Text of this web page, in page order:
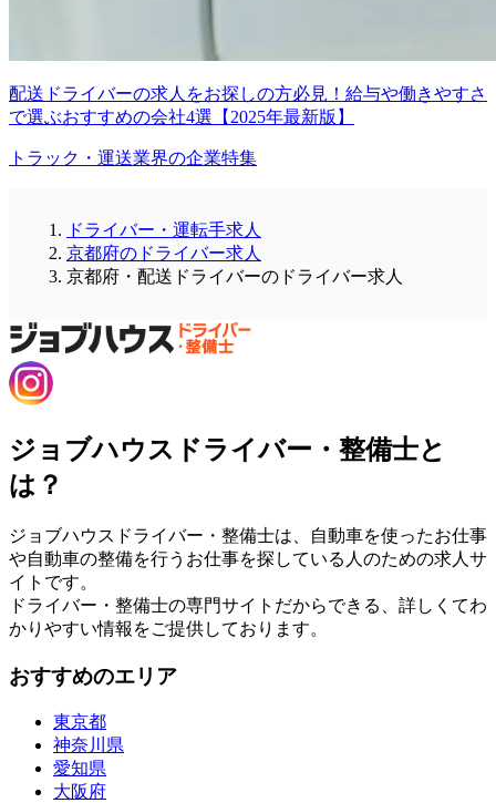
配送ドライバーの求人をお探しの方必見！給与や働きやすさ
で選ぶおすすめの会社4選【2025年最新版】
トラック・運送業界の企業特集
ドライバー・運転手求人
京都府のドライバー求人
京都府・配送ドライバーのドライバー求人
ジョブハウスドライバー・整備士と
は？
ジョブハウスドライバー・整備士は、自動車を使ったお仕事
や自動車の整備を行うお仕事を探している人のための求人サ
イトです。
ドライバー・整備士の専門サイトだからできる、詳しくてわ
かりやすい情報をご提供しております。
おすすめのエリア
東京都
神奈川県
愛知県
大阪府